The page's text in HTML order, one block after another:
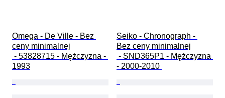
Omega - De Ville - Bez
ceny minimalnej
1993
Seiko - Chronograph -
Bez ceny minimalnej
- 2000-2010